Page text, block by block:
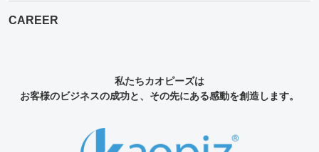
CAREER
私たちカオピーズは
お客様のビジネスの成功と、その先にある感動を創造します。